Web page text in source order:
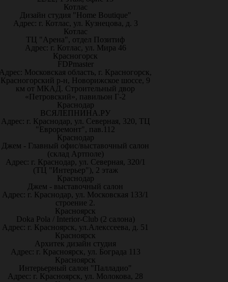
Котлас
Дизайн студия "Home Boutique"
Адрес: г. Котлас, ул. Кузнецова, д. 3
Котлас
ТЦ "Арена", отдел Позитиф
Адрес: г. Котлас, ул. Мира 46
Красногорск
FDPmaster
Московская область, г. Красногорск,
Красногорский р-н, Новорижское шоссе, 9
км от МКАД. Строительный двор
«Петровский», павильон Г-2
Краснодар
ВСЯЛЕПНИНА.РУ
Адрес: г. Краснодар, ул. Северная, 320, ТЦ
"Евроремонт", пав.112
Краснодар
Джем - Главный офис/выставочный салон
(склад Артполе)
Адрес: г. Краснодар, ул. Северная, 320/1
(ТЦ "Интерьер"), 2 этаж
Краснодар
Джем - выставочный салон
Адрес: г. Краснодар, ул. Московская 133/1
строение 2.
Красноярск
Doka Pola / Interior-Club (2 салона)
Адрес: г. Красноярск, ул.Алекссеева, д. 51
Красноярск
Архитек дизайн студия
Адрес: г. Красноярск, ул. Бограда 113
Красноярск
Интерьерный салон "Палладио"
Адрес: г. Красноярск, ул. Молокова, 28